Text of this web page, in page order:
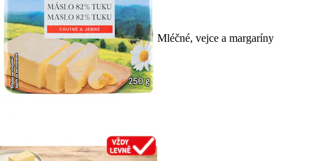
Mléčné, vejce a margaríny